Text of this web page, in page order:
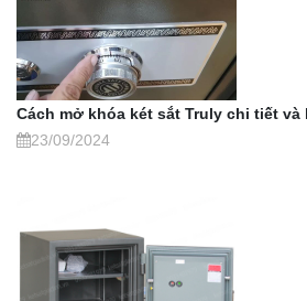
Cách mở khóa két sắt Truly chi tiết và
23/09/2024